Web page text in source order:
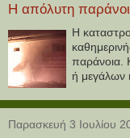
Η απόλυτη
Η
παράνοια.
ή μεγάλων
Παρασκευή 3 Ιουλίου